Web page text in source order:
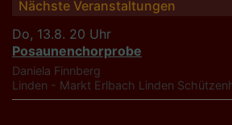
Nächste Veranstaltungen
Do, 13.8. 20 Uhr
Posaunenchorprobe
Daniela Finnberg
Linden - Markt Erlbach Linden